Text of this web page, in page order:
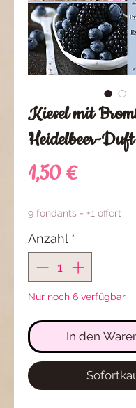
Kiesel mit
Heidelbeer-Duft
1,50 €Preis
9 fondants = +1 offert
Anzahl *
Nur noch 6 verfügbar
In den